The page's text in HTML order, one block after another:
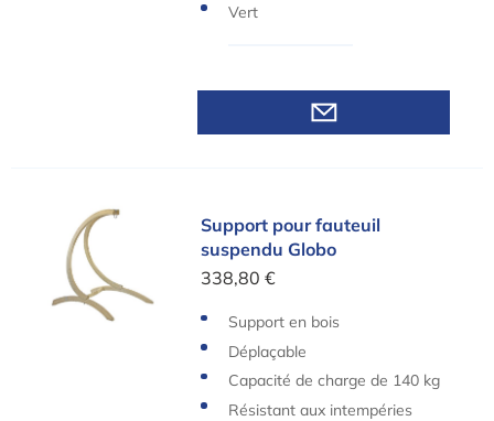
Vert
Support pour fauteuil suspendu Globo
Support pour fauteuil
suspendu Globo
338,80 €
Support en bois
Déplaçable
Capacité de charge de 140 kg
Résistant aux intempéries